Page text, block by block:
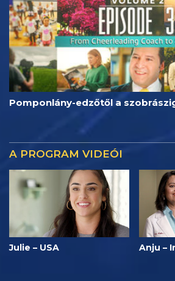
Pomponlány-edzőtől a
A PROGRAM VIDEÓI
Julie – USA Anju –